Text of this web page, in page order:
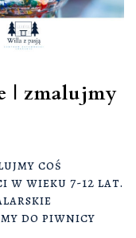
| zmalujmy
coś
wieku 7-12 lat.
do piwnicy